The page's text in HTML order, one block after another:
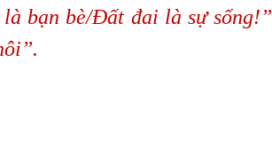
là bạn bè/Đất đai là sự sống!”